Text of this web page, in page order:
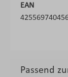
EAN
Passend